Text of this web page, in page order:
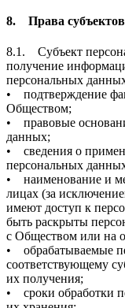
8. Права
8.1. Субъект
получение
персональных
• подтверждение
Обществом;
• правовые
данных;
• сведения о
персональных
• наименование и
лицах (за
имеют доступ к
быть раскрыты
с Обществом или на
• обрабатываемые
соответствующему
их получения;
• сроки обработки